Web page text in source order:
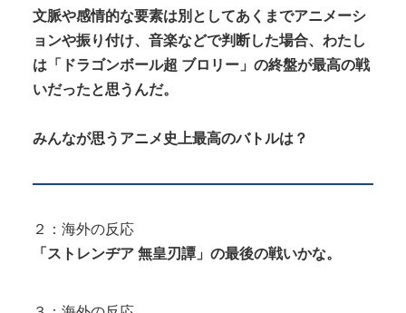
おねショタ？エ□ガキに孕まされる両儀式♥️????
♥️????♥️
Powered by livedoor 相互RSS
文脈や感情的な要素は別としてあくまでアニメーシ
ョンや振り付け、音楽などで判断した場合、わたし
は「ドラゴンボール超 ブロリー」の終盤が最高の戦
いだったと思うんだ。
みんなが思うアニメ史上最高のバトルは？
２：海外の反応
「ストレンヂア 無皇刃譚」の最後の戦いかな。